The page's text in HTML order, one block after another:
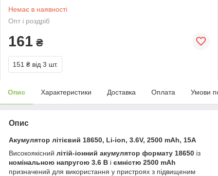
Немає в наявності
Опт і роздріб
161 ₴
151 ₴ від 3 шт.
Опис Характеристики Доставка Оплата Умови
Опис
Акумулятор літієвий 18650, Li-ion, 3.6V, 2500 mAh, 15A
Високоякісний літій-іонний акумулятор формату 18650 із
номінальною напругою 3.6 В і ємністю 2500 mAh
призначений для використання у пристроях з підвищеним